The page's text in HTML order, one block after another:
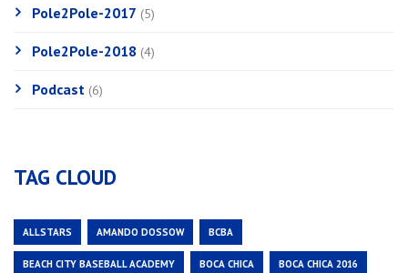
Pole2Pole-2017 (5)
Pole2Pole-2018 (4)
Podcast (6)
TAG CLOUD
ALLSTARS AMANDO DOSSOW BCBA
BEACH CITY BASEBALL ACADEMY BOCA CHICA BOCA CHICA 2016